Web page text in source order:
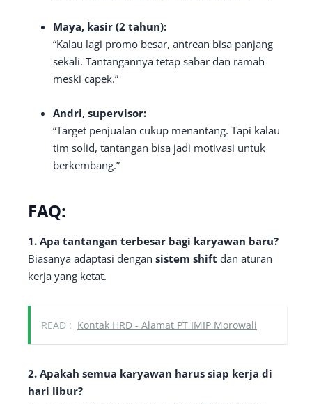
Maya, kasir (2 tahun):
“Kalau lagi promo besar, antrean bisa panjang
sekali. Tantangannya tetap sabar dan ramah
meski capek.”
Andri, supervisor:
“Target penjualan cukup menantang. Tapi kalau
tim solid, tantangan bisa jadi motivasi untuk
berkembang.”
FAQ:
1. Apa tantangan terbesar bagi karyawan baru?
Biasanya adaptasi dengan sistem shift dan aturan
kerja yang ketat.
READ : Kontak HRD - Alamat PT IMIP Morowali
2. Apakah semua karyawan harus siap kerja di
hari libur?